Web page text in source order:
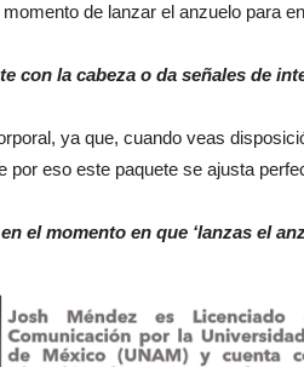
de lanzar el anzuelo para
con la cabeza o da señales de
ya que, cuando veas
por eso este paquete se ajusta
el momento en que ‘lanzas el